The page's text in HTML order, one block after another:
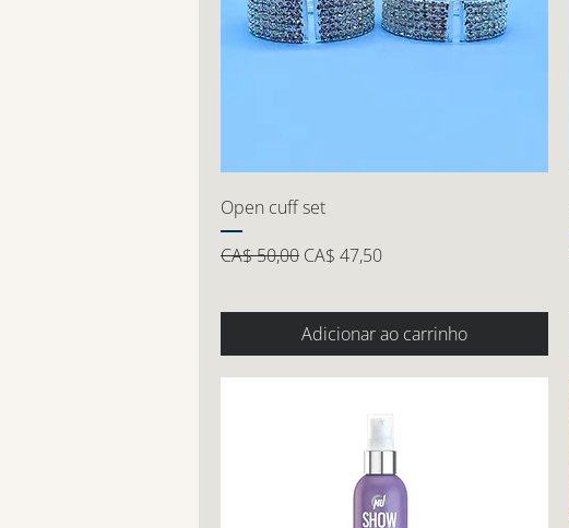
Open cuff set
Preço normal
CA$ 50,00 Preço promocional
CA$ 47,50
Adicionar ao carrinho